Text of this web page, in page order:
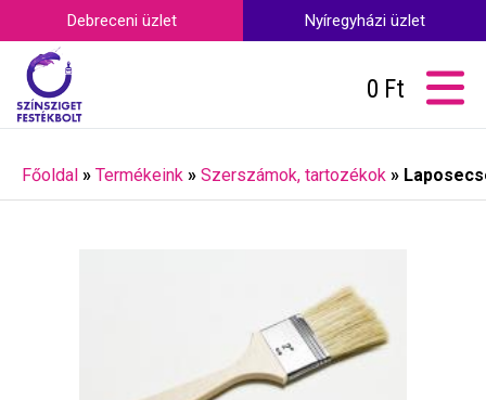
Debreceni üzlet Nyíregyházi üzlet
0 Ft
Főoldal » Termékeink » Szerszámok, tartozékok »